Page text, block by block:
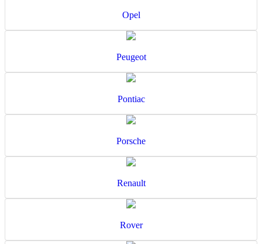
Opel
Peugeot
Pontiac
Porsche
Renault
Rover